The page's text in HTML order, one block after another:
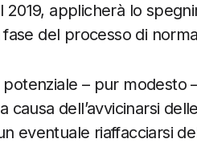
2019, applicherà lo
del processo di
– pur modesto
dell’avvicinarsi
eventuale riaffacciarsi